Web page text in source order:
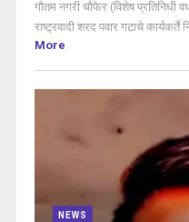
गौतम नगरी चौफेर (विशेष प्रतिनिधी
राष्ट्रवादी शरद पवार गटाचे कार्यकर्ते
More
NEWS